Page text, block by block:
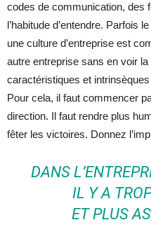
codes de communication, des
l’habitude d’entendre. Parfois
une culture d’entreprise est
autre entreprise sans en voir la
caractéristiques et intrinsèques
Pour cela, il faut commencer
direction. Il faut rendre plus
fêter les victoires. Donnez
DANS
IL Y A
ET PLUS